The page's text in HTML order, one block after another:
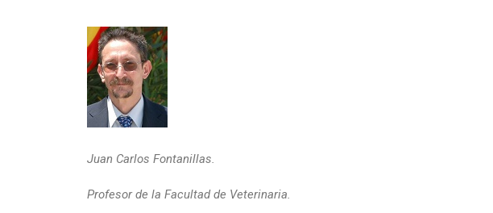
Juan Carlos Fontanillas.
Profesor de la Facultad de Veterinaria.